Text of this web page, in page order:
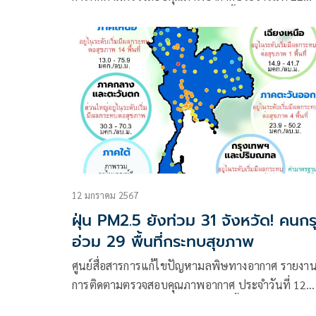
12 มกราคม 2567
ฝุ่น PM2.5 ยังท่วม 31 จังหวัด! คนก
อ่วม 29 พื้นที่กระทบสุขภาพ
ศูนย์สื่อสารการแก้ไขปัญหามลพิษทางอากาศ รายงาน
การติดตามตรวจสอบคุณภาพอากาศ ประจำวันที่ 12